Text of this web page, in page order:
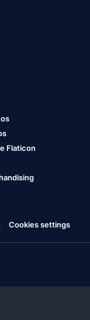
Flaticon
Cookies settings